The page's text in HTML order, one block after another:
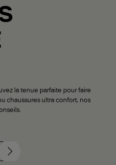
la tenue parfaite pour faire
chaussures ultra confort, nos